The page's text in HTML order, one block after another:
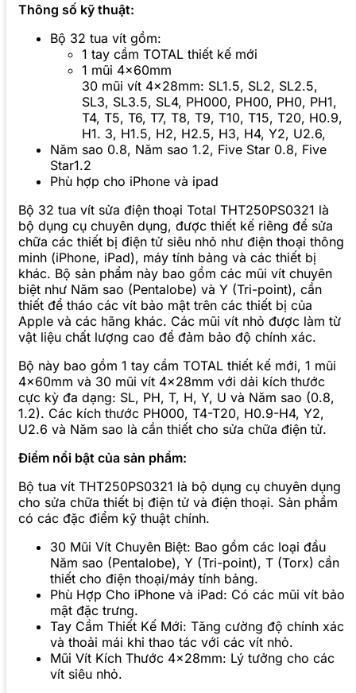
Thông số kỹ thuật:
Bộ 32 tua vít gồm:
1 tay cầm TOTAL thiết kế mới
1 mũi 4x60mm
30 mũi vít 4x28mm: SL1.5, SL2, SL2.5,
SL3, SL3.5, SL4, PH000, PH00, PH0, PH1,
T4, T5, T6, T7, T8, T9, T10, T15, T20, H0.9,
H1. 3, H1.5, H2, H2.5, H3, H4, Y2, U2.6,
Năm sao 0.8, Năm sao 1.2, Five Star 0.8, Five
Star1.2
Phù hợp cho iPhone và ipad
Bộ 32 tua vít sửa điện thoại Total THT250PS0321 là
bộ dụng cụ chuyên dụng, được thiết kế riêng để sửa
chữa các thiết bị điện tử siêu nhỏ như điện thoại thông
minh (iPhone, iPad), máy tính bảng và các thiết bị
khác. Bộ sản phẩm này bao gồm các mũi vít chuyên
biệt như Năm sao (Pentalobe) và Y (Tri-point), cần
thiết để tháo các vít bảo mật trên các thiết bị của
Apple và các hãng khác. Các mũi vít nhỏ được làm từ
vật liệu chất lượng cao để đảm bảo độ chính xác.
Bộ này bao gồm 1 tay cầm TOTAL thiết kế mới, 1 mũi
4x60mm và 30 mũi vít 4x28mm với dải kích thước
cực kỳ đa dạng: SL, PH, T, H, Y, U và Năm sao (0.8,
1.2). Các kích thước PH000, T4-T20, H0.9-H4, Y2,
U2.6 và Năm sao là cần thiết cho sửa chữa điện tử.
Điểm nổi bật của sản phẩm:
Bộ tua vít THT250PS0321 là bộ dụng cụ chuyên dụng
cho sửa chữa thiết bị điện tử và điện thoại. Sản phẩm
có các đặc điểm kỹ thuật chính.
30 Mũi Vít Chuyên Biệt: Bao gồm các loại đầu
Năm sao (Pentalobe), Y (Tri-point), T (Torx) cần
thiết cho điện thoại/máy tính bảng.
Phù Hợp Cho iPhone và iPad: Có các mũi vít bảo
mật đặc trưng.
Tay Cầm Thiết Kế Mới: Tăng cường độ chính xác
và thoải mái khi thao tác với các vít nhỏ.
Mũi Vít Kích Thước 4x28mm: Lý tưởng cho các
vít siêu nhỏ.